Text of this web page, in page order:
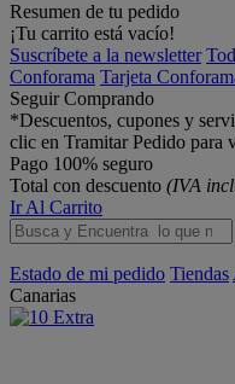
Resumen de tu pedido
¡Tu carrito está vacío!
Suscríbete a la newsletter
Conforama Tarjeta
Seguir Comprando
*Descuentos, cupones y
clic en Tramitar Pedido para
Pago 100% seguro
Total con descuento (IVA
Ir Al Carrito
Estado de mi pedido Tiendas
Canarias